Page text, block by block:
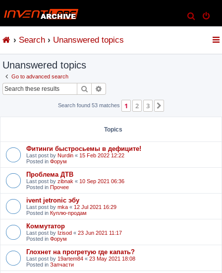
e
Search Unanswered topics
Unanswered topics
Go to advanced search
Search
Search found 53 matches 1 2 3
Topics
Фитинги быстросьемы в дефиците!
Last post by Nurdin « 15 Feb 2022 12:22
Posted in Форум
Проблема ДТВ
Last post by zibnak « 10 Sep 2021 06:36
Posted in Прочее
ivent jetronic эбу
Last post by mka « 12 Jul 2021 16:29
Posted in Куплю-продам
Коммутатор
Last post by Izisod « 23 Jun 2021 11:17
Posted in Форум
Глохнет на прогретую где капать?
Last post by 19artem84 « 23 May 2021 18:08
Posted in Запчасти